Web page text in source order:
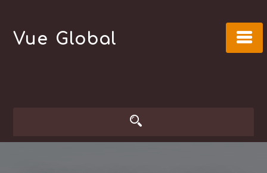
content
Vue Global